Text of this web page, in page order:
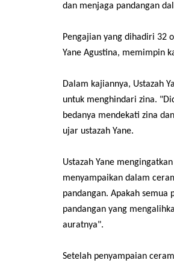
dan menjaga pandangan
Pengajian yang dihadiri 32
Yane Agustina, memimpin
Dalam kajiannya, Ustazah
untuk menghindari zina.
bedanya mendekati zina
ujar ustazah Yane.
Ustazah Yane
menyampaikan dalam
pandangan. Apakah semua
pandangan yang
auratnya".
Setelah penyampaian